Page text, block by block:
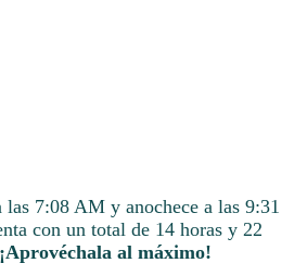
las 7:08 AM y anochece a las 9:31
con un total de 14 horas y 22
¡Aprovéchala al máximo!